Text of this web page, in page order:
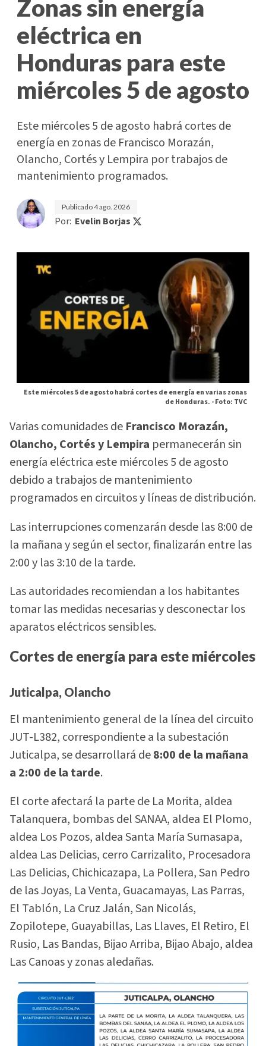
Zonas sin energía
eléctrica en
Honduras para este
miércoles 5 de agosto
Este miércoles 5 de agosto habrá cortes de
energía en zonas de Francisco Morazán,
Olancho, Cortés y Lempira por trabajos de
mantenimiento programados.
Publicado4 ago. 2026
Por: Evelin Borjas
Este miércoles 5 de agosto habrá cortes de energía en varias zonas
de Honduras. -Foto: TVC
Varias comunidades de Francisco Morazán,
Olancho, Cortés y Lempira permanecerán sin
energía eléctrica este miércoles 5 de agosto
debido a trabajos de mantenimiento
programados en circuitos y líneas de distribución.
Las interrupciones comenzarán desde las 8:00 de
la mañana y según el sector, finalizarán entre las
2:00 y las 3:10 de la tarde.
Las autoridades recomiendan a los habitantes
tomar las medidas necesarias y desconectar los
aparatos eléctricos sensibles.
Cortes de energía para este miércoles
Juticalpa, Olancho
El mantenimiento general de la línea del circuito
JUT-L382, correspondiente a la subestación
Juticalpa, se desarrollará de8:00 de la mañana
a 2:00 de la tarde.
El corte afectará la parte de La Morita, aldea
Talanquera, bombas del SANAA, aldea El Plomo,
aldea Los Pozos, aldea Santa María Sumasapa,
aldea Las Delicias, cerro Carrizalito, Procesadora
Las Delicias, Chichicazapa, La Pollera, San Pedro
de las Joyas, La Venta, Guacamayas, Las Parras,
El Tablón, La Cruz Jalán, San Nicolás,
Zopilotepe, Guayabillas, Las Llaves, El Retiro, El
Rusio, Las Bandas, Bijao Arriba, Bijao Abajo, aldea
Las Canoas y zonas aledañas.